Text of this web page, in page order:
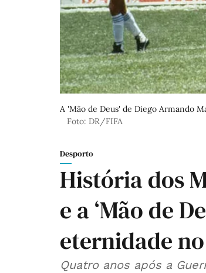
A 'Mão de Deus' de Diego Armando
Foto: DR/FIFA
Desporto
História dos
e a ‘Mão de
eternidade
Quatro anos após a